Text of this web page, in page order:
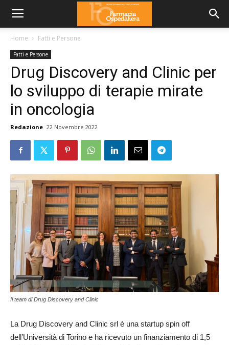
Home Fatti e Persone
Fatti e Persone
Drug Discovery and Clinic per
lo sviluppo di terapie mirate
in oncologia
Redazione 22 Novembre 2022
Il team di Drug Discovery and Clinic
La Drug Discovery and Clinic srl è una startup spin off
dell’Università di Torino e ha ricevuto un finanziamento di 1,5